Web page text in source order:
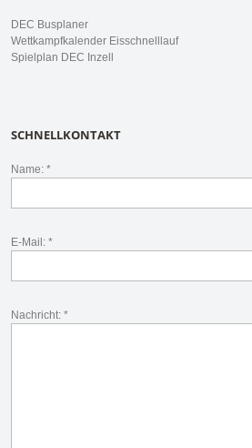
DEC Busplaner
Wettkampfkalender Eisschnelllauf
Spielplan DEC Inzell
SCHNELLKONTAKT
Name: *
E-Mail: *
Nachricht: *